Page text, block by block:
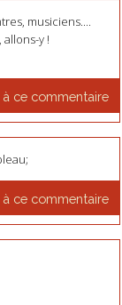
musiciens....
y !
à ce commentaire
à ce commentaire